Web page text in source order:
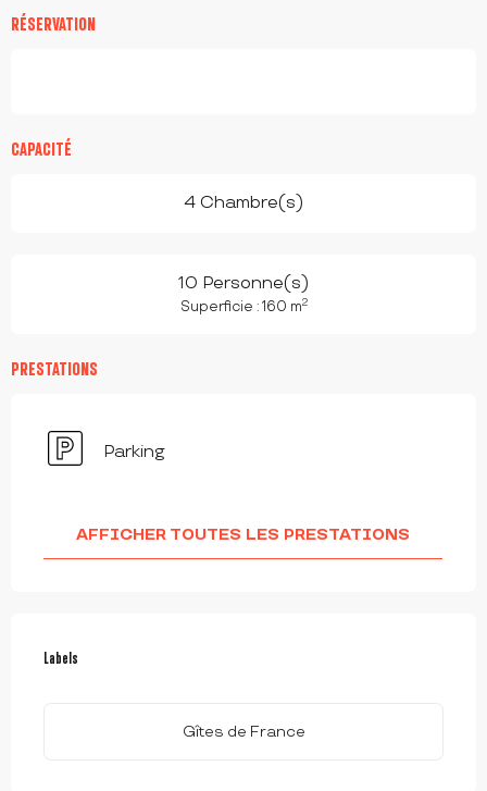
RÉSERVATION
CAPACITÉ
4 Chambre(s)
10 Personne(s)
Superficie : 160 m2
PRESTATIONS
Parking
AFFICHER TOUTES LES PRESTATIONS
Labels
Labels
Gîtes de France